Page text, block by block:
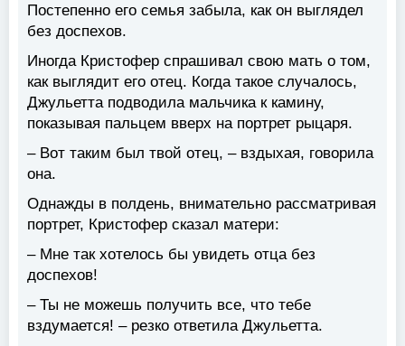
Постепенно его семья забыла, как он выглядел
без доспехов.
Иногда Кристофер спрашивал свою мать о том,
как выглядит его отец. Когда такое случалось,
Джульетта подводила мальчика к камину,
показывая пальцем вверх на портрет рыцаря.
– Вот таким был твой отец, – вздыхая, говорила
она.
Однажды в полдень, внимательно рассматривая
портрет, Кристофер сказал матери:
– Мне так хотелось бы увидеть отца без
доспехов!
– Ты не можешь получить все, что тебе
вздумается! – резко ответила Джульетта.